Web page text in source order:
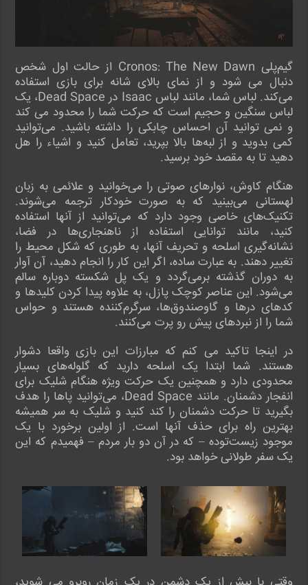
گیم‌پلی Cronos: The New Dawn از حالت اول شخص
دنبال می شود و از نمای بالای شانه برای بازی استفاده
می‌کند. لباس شما، مانند لباس Isaac در Dead Space، یک
لباس سنگین و حجیم است که حرکت شما را محدود می کند
و نمی توانید آن احساس چابکی را داشته باشید. می‌توانید
کمی بدوید و از لبه‌ها بالا بپرید، تعامل کنید و اشیاء را هل
دهید تا به مقصد خود برسید.
هنگام کاوش، نوارهای صوتی را می‌خوانید و علائمی به زبان
لهستانی می‌بینید که به صورت خودکار ترجمه می‌شوند.
تکنیک‌های خاصی وجود دارد که می‌توانید از آنها استفاده
کنید، مانند توانایی استفاده از ناهنجاری‌ها در فضا،
نشانه‌گیری اسلحه و تحریف آنها، به طوری که شکل محیط را
تغییر دهند. به عبارت ساده، اگر این کار را انجام دهید، آن آوار
به دوران گذشته برمی‌گردد و یک پل شکسته دوباره سالم
می‌شود. این عناصر کوچک پازل، به علاوه پیدا کردن کلیدها و
کدهای درها و گاوصندوق‌ها، سرگرم‌کننده هستند و حواس
شما را از نبردهای پیش رو پرت می‌کنند.
در اینجا تاکید می کنم که مبارزات این بازی واقعا دشوار
هستند. شما ابتدا یک اسلحه دارید که گلوله‌های بسیار
محدودی دارد و همچنین یک حرکت ویژه هنگام شلیک برای
انفجار دشمنان. مانند Dead Space، می‌توانید پاها را هدف
بگیرید تا حرکت دشمنان را کند کنید و شلیک به سر همیشه
بهترین راه برای حذف آنها است. از اولین برخورد با یک
موجود زیست‌توده – که در آن دو بار مردم – فهمیدم که این
یک سفر طولانی خواهد بود.